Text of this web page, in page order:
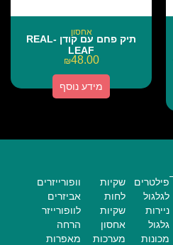
אחסון
תיק פחם עם קודן REAL-
LEAF
₪48.00
מידע נוסף
פילטרים
לגלגול
ניירות
גלגול
מכונות
שקיות
לחות
שקיות
אחסון
מערכות
וופורייזרים
אביזרים
לוופורייזר
הרחה
מאפרות